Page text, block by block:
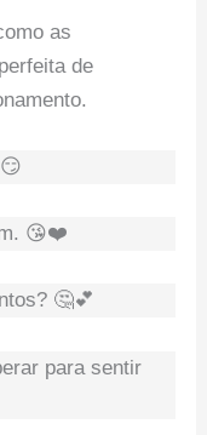
as
de
😘❤️
🤔💕
para sentir